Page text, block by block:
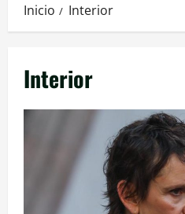
Inicio Interior
Interior